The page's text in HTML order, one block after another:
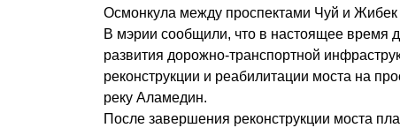
Осмонкула между проспектами Чуй и
В мэрии сообщили, что в настоящее время
развития дорожно-транспортной
реконструкции и реабилитации моста на
реку Аламедин.
После завершения реконструкции моста